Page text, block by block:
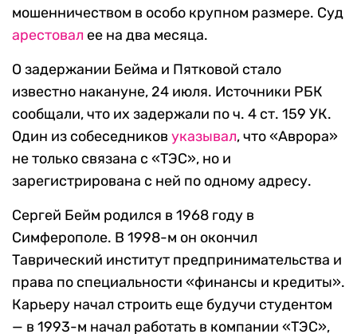
мошенничеством в особо крупном размере. Суд
арестовал ее на два месяца.
О задержании Бейма и Пятковой стало
известно накануне, 24 июля. Источники РБК
сообщали, что их задержали по ч. 4 ст. 159 УК.
Один из собеседников указывал, что «Аврора»
не только связана с «ТЭС», но и
зарегистрирована с ней по одному адресу.
Сергей Бейм родился в 1968 году в
Симферополе. В 1998-м он окончил
Таврический институт предпринимательства и
права по специальности «финансы и кредиты».
Карьеру начал строить еще будучи студентом
— в 1993-м начал работать в компании «ТЭС»,